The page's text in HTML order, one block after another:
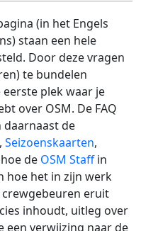
(in het Engels
staan een hele
Door deze vragen
te bundelen
eerste plek waar je
over OSM. De FAQ
daarnaast de
, Seizoenskaarten,
de OSM Staffin
hoe het in zijn werk
eruit
inhoudt, uitleg over
een verwijzing naar de